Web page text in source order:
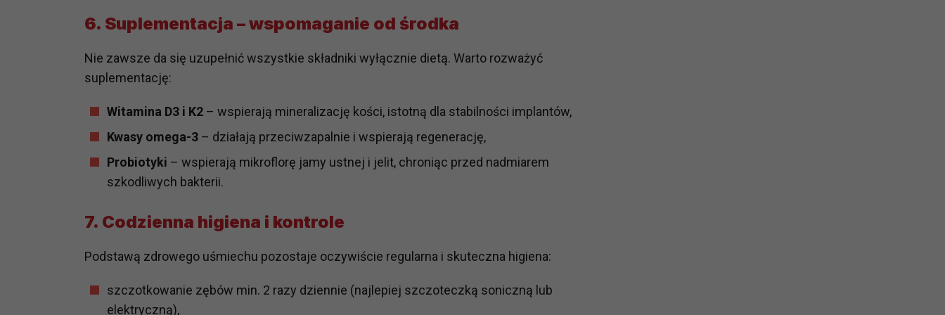
6. Suplementacja – wspomaganie od środka
Nie zawsze da się uzupełnić wszystkie składniki wyłącznie dietą. Warto rozważyć
suplementację:
Witamina D3 i K2 – wspierają mineralizację kości, istotną dla stabilności implantów,
Kwasy omega-3 – działają przeciwzapalnie i wspierają regenerację,
Probiotyki – wspierają mikroflorę jamy ustnej i jelit, chroniąc przed nadmiarem
szkodliwych bakterii.
7. Codzienna higiena i kontrole
Podstawą zdrowego uśmiechu pozostaje oczywiście regularna i skuteczna higiena:
szczotkowanie zębów min. 2 razy dziennie (najlepiej szczoteczką soniczną lub
elektryczną),
prawną dla pomiarów statystycznych i marketingu własnego administratorów jest tzw. uzasadniony interes administratora.
Przetwarzanie Twoich danych w celach marketingowych podmiotów trzecich będzie odbywać się na podstawie Twojej dobrowolnej